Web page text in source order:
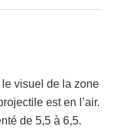
visuel de la zone
est en l’air.
de 5,5 à 6,5.